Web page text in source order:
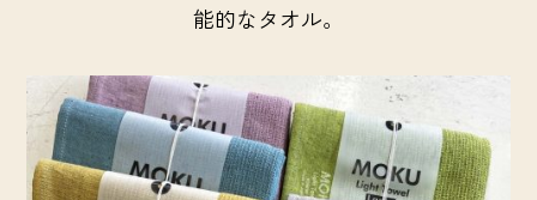
能的なタオル。